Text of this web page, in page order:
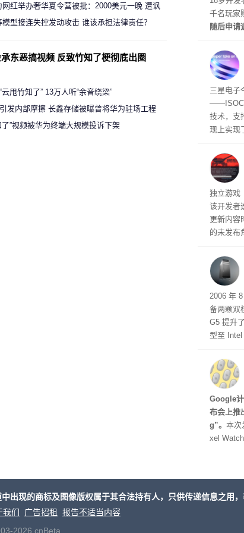
千名玩家
随后申请
三星电子
——
技术，支
现上实现
独立游戏
该开发者
更新内容
的未发布
2006 年
备两颗双
G5 提升
型至
Google
布会上推
g”。 本次
xel
查
网红举办奢华夏令营被批：2000美元一晚 遭讽
型接连失控发动攻击 谁该承担法律责任？
东恶搞视频 反致竹知了梗彻底出圈
云甩竹知了” 13万人听“余音绕梁”
发内部摩擦 长鑫存储被曝曾将华为驻场工程
基地
了”视频被华为终端大规模投诉下架
出现的商标及图像版权属于其合法持有人，只供传递信息之用
我们
广告招租
报告不适当内容
2026 cnBeta